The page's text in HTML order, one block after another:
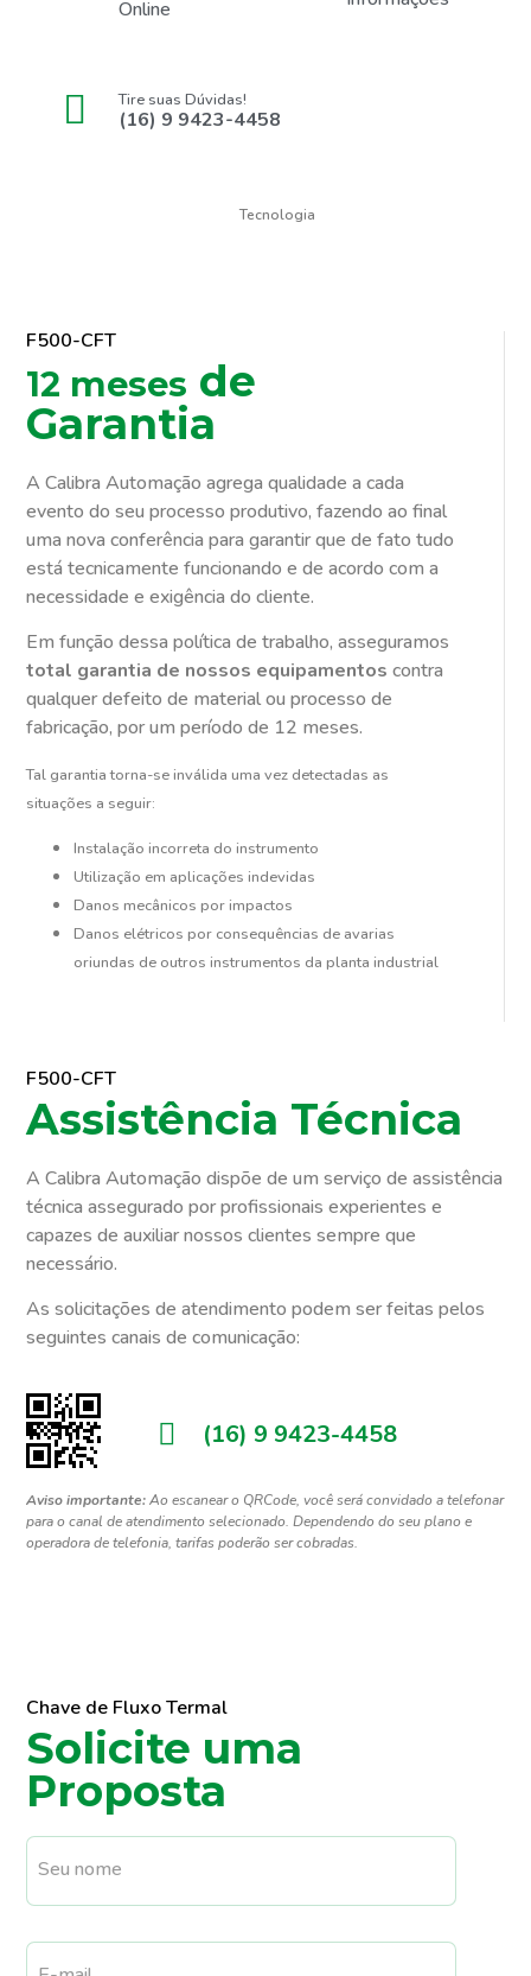
Online
Tire suas Dúvidas!
(16) 9 9423-4458
Tecnologia
F500-CFT
12 meses de
Garantia
A Calibra Automação agrega qualidade a cada
evento do seu processo produtivo, fazendo ao final
uma nova conferência para garantir que de fato tudo
está tecnicamente funcionando e de acordo com a
necessidade e exigência do cliente.
Em função dessa política de trabalho, asseguramos
total garantia de nossos equipamentos contra
qualquer defeito de material ou processo de
fabricação, por um período de 12 meses.
Tal garantia torna-se inválida uma vez detectadas as
situações a seguir:
Instalação incorreta do instrumento
Utilização em aplicações indevidas
Danos mecânicos por impactos
Danos elétricos por consequências de avarias
oriundas de outros instrumentos da planta industrial
F500-CFT
Assistência Técnica
A Calibra Automação dispõe de um serviço de assistência
técnica assegurado por profissionais experientes e
capazes de auxiliar nossos clientes sempre que
necessário.
As solicitações de atendimento podem ser feitas pelos
seguintes canais de comunicação:
(16) 9 9423-4458
Aviso importante:Ao escanear o QRCode, você será convidado a telefonar
para o canal de atendimento selecionado. Dependendo do seu plano e
operadora de telefonia, tarifas poderão ser cobradas.
Chave de Fluxo Termal
Solicite uma
Proposta
Seu nome